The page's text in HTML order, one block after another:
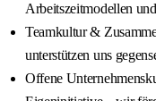
Arbeitszeitmodellen
Teamkultur &
unterstützen uns
Offene